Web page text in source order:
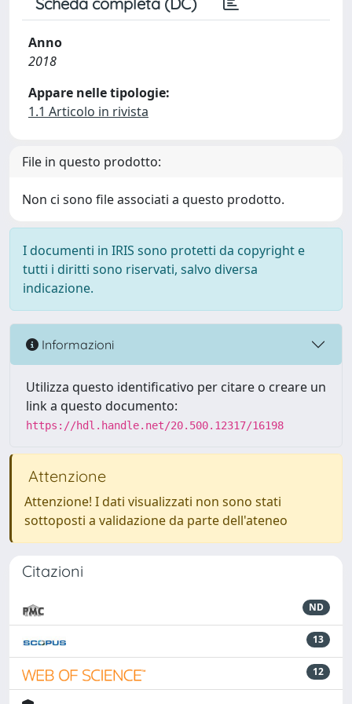
Anno
2018
Appare nelle tipologie:
1.1 Articolo in rivista
File in questo prodotto:
Non ci sono file associati a questo prodotto.
I documenti in IRIS sono protetti da copyright e
tutti i diritti sono riservati, salvo diversa
indicazione.
Informazioni
Utilizza questo identificativo per citare o creare un
link a questo documento:
https://hdl.handle.net/20.500.12317/16198
Attenzione
Attenzione! I dati visualizzati non sono stati
sottoposti a validazione da parte dell'ateneo
Citazioni
ND
13
12